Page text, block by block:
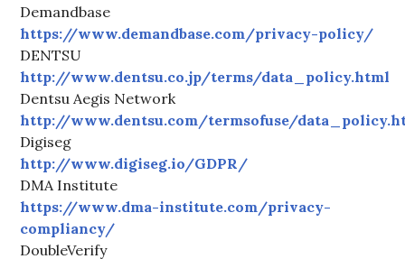
Demandbase
https://www.demandbase.com/privacy-policy/
DENTSU
http://www.dentsu.co.jp/terms/data_policy.html
Dentsu Aegis Network
http://www.dentsu.com/termsofuse/
Digiseg
http://www.digiseg.io/GDPR/
DMA Institute
https://www.dma-institute.com/privacy-
compliancy/
DoubleVerify